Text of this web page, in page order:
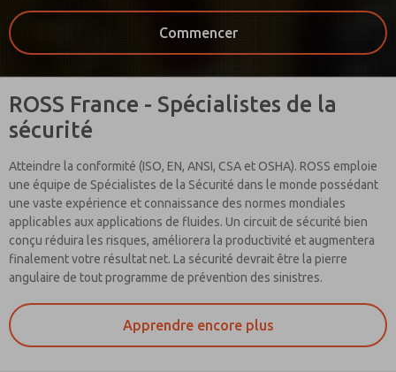
Commencer
ROSS France - Spécialistes de la
sécurité
Atteindre la conformité (ISO, EN, ANSI, CSA et OSHA). ROSS emploie
une équipe de Spécialistes de la Sécurité dans le monde possédant
une vaste expérience et connaissance des normes mondiales
applicables aux applications de fluides. Un circuit de sécurité bien
conçu réduira les risques, améliorera la productivité et augmentera
finalement votre résultat net. La sécurité devrait être la pierre
angulaire de tout programme de prévention des sinistres.
Apprendre encore plus